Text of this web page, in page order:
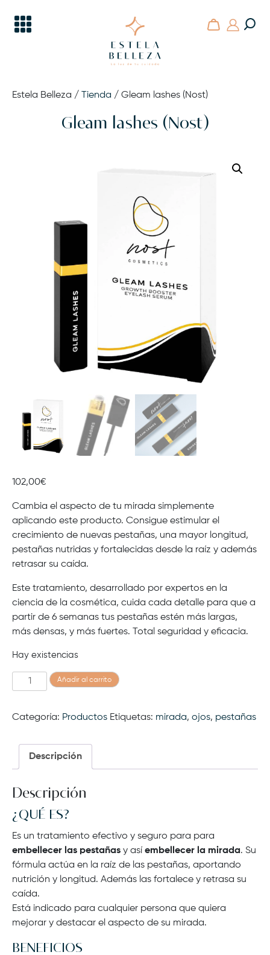
Skip
Estela Belleza / Tienda / Gleam lashes (Nost)
Gleam lashes (Nost)
102,00€
Cambia el aspecto de tu mirada simplemente
aplicando este producto. Consigue estimular el
crecimiento de nuevas pestañas, una mayor longitud,
pestañas nutridas y fortalecidas desde la raíz y además
retrasar su caída.
Este tratamiento, desarrollado por expertos en la
ciencia de la cosmética, cuida cada detalle para que a
partir de 6 semanas tus pestañas estén más largas,
más densas, y más fuertes. Total seguridad y eficacia.
Hay existencias
Gleam
lashes
cantidad
Añadir al carrito
Categoría: Productos Etiquetas: mirada, ojos, pestañas
Descripción
Descripción
¿QUÉ ES?
Es un tratamiento efectivo y seguro para para
embellecer las pestañas y así embellecer la mirada. Su
fórmula actúa en la raíz de las pestañas, aportando
nutrición y longitud. Además las fortalece y retrasa su
caída.
Está indicado para cualquier persona que quiera
mejorar y destacar el aspecto de su mirada.
BENEFICIOS